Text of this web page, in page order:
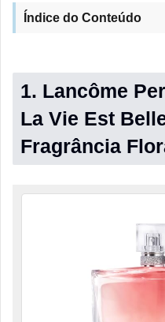
Índice do Conteúdo
1. Lancôme
La Vie Est
Fragrância